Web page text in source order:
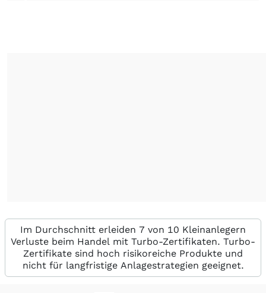
Im Durchschnitt erleiden 7 von 10 Kleinanlegern
Verluste beim Handel mit Turbo-Zertifikaten. Turbo-
Zertifikate sind hoch risikoreiche Produkte und
nicht für langfristige Anlagestrategien geeignet.